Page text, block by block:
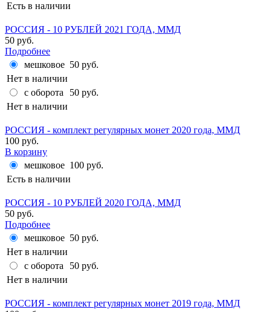
Есть в наличии
РОССИЯ - 10 РУБЛЕЙ 2021 ГОДА, ММД
50 руб.
Подробнее
мешковое 50 руб.
Нет в наличии
с оборота
50 руб.
Нет в наличии
РОССИЯ - комплект регулярных монет 2020 года, ММД
100 руб.
В корзину
мешковое 100 руб.
Есть в наличии
РОССИЯ - 10 РУБЛЕЙ 2020 ГОДА, ММД
50 руб.
Подробнее
мешковое 50 руб.
Нет в наличии
с оборота
50 руб.
Нет в наличии
РОССИЯ - комплект регулярных монет 2019 года, ММД